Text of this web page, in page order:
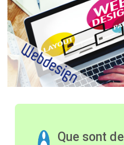
Que sont